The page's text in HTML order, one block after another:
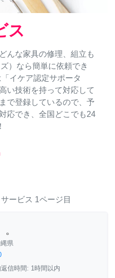
ス
んな家具の修理、組立も
）なら簡単に依頼でき
イケア認定サポータ
い技術を持って対応して
で登録しているので、予
応でき、全国どこでも24
サービス 1ページ目
県
信時間: 1時間以内